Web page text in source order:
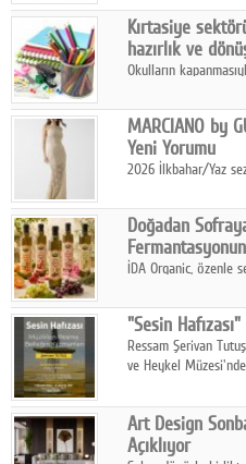
Ağustos'ta Arthill
koleksiyonerlerle
Kırtasiye
hazırlık ve
Okulların
sanat ve eğitici
geçiriyor.
MARCIANO by
Yeni Yorumu
2026 İlkbahar/Yaz
Doğadan
İDA Organic, özenle
sofralarına taşıyor.
"Sesin
Ressam Şerivan
ve Heykel
Art Design
Açıklıyor